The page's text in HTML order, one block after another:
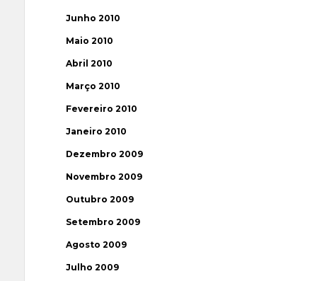
Junho 2010
Maio 2010
Abril 2010
Março 2010
Fevereiro 2010
Janeiro 2010
Dezembro 2009
Novembro 2009
Outubro 2009
Setembro 2009
Agosto 2009
Julho 2009